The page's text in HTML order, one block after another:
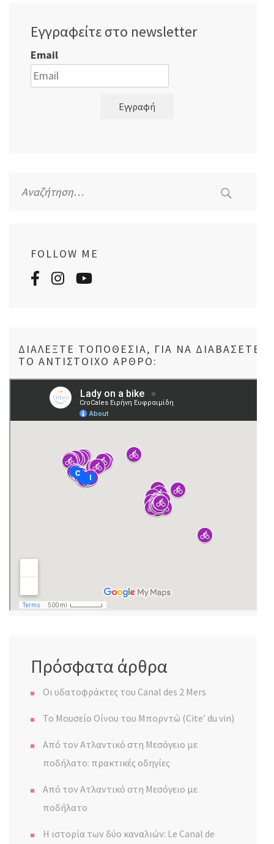
Εγγραφείτε στο newsletter
Email
Εγγραφή
για:
FOLLOW ME
ΔΙΑΛΈΞΤΕ ΤΟΠΟΘΕΣΊΑ, ΓΙΑ ΝΑ ΔΙΑΒΆΣΕΤΕ
ΤΟ ΑΝΤΊΣΤΟΙΧΟ ΆΡΘΡΟ:
Πρόσφατα άρθρα
Οι υδατοφράκτες του Canal des 2 Mers
Το Μουσείο Οίνου του Μπορντώ (Cite’ du vin)
Από τον Ατλαντικό στη Μεσόγειο με
ποδήλατο: πρακτικές οδηγίες
Από τον Ατλαντικό στη Μεσόγειο με
ποδήλατο
Η ιστορία των δύο καναλιών: Le Canal de